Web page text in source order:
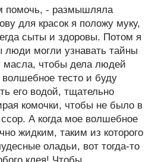
помочь, - размышляла
для красок я положу муку,
сыты и здоровы. Потом я
могли узнавать тайны
масла, чтобы дела людей
тесто и буду
его водой, тщательно
комочки, чтобы не было в
А когда мое волшебное
жидким, таким из которого
оладьи, вот тогда-то
клея! Чтобы